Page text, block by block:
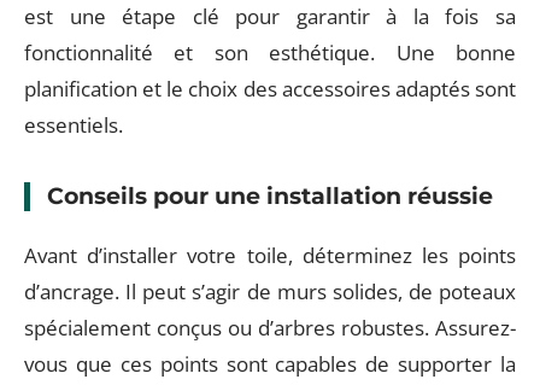
est une étape clé pour garantir à la fois sa
fonctionnalité et son esthétique. Une bonne
planification et le choix des accessoires adaptés sont
essentiels.
Conseils pour une installation réussie
Avant d’installer votre toile, déterminez les points
d’ancrage. Il peut s’agir de murs solides, de poteaux
spécialement conçus ou d’arbres robustes. Assurez-
vous que ces points sont capables de supporter la